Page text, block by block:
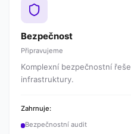
Bezpečnost
Připravujeme
Komplexní bezpečnostní
infrastruktury.
Zahrnuje:
Bezpečnostní audit